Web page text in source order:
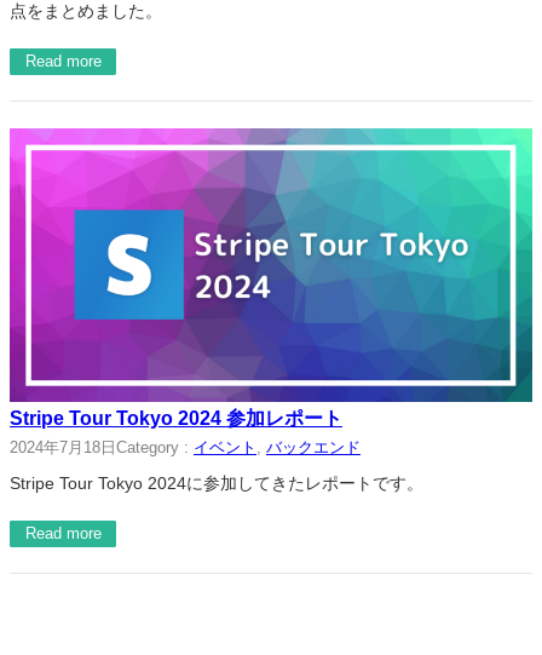
点をまとめました。
Read more
Stripe Tour Tokyo 2024 参加レポート
2024年7月18日 Category : イベント , バックエンド
Stripe Tour Tokyo 2024に参加してきたレポートです。
Read more